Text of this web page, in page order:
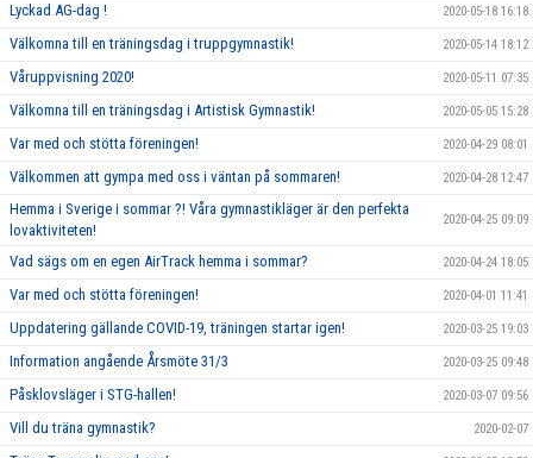
Lyckad AG-dag ! 2020-05-18 16:18
Välkomna till en träningsdag i truppgymnastik! 2020-05-14 18:12
Våruppvisning 2020! 2020-05-11 07:35
Välkomna till en träningsdag i Artistisk Gymnastik! 2020-05-05 15:28
Var med och stötta föreningen! 2020-04-29 08:01
Välkommen att gympa med oss i väntan på sommaren! 2020-04-28 12:47
Hemma i Sverige i sommar ?! Våra gymnastikläger är den perfekta
lovaktiviteten!
2020-04-25 09:09
Vad sägs om en egen AirTrack hemma i sommar? 2020-04-24 18:05
Var med och stötta föreningen! 2020-04-01 11:41
Uppdatering gällande COVID-19, träningen startar igen! 2020-03-25 19:03
Information angående Årsmöte 31/3 2020-03-25 09:48
Påsklovsläger i STG-hallen! 2020-03-07 09:56
Vill du träna gymnastik? 2020-02-07